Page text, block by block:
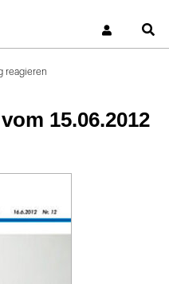
reagieren
vom 15.06.2012